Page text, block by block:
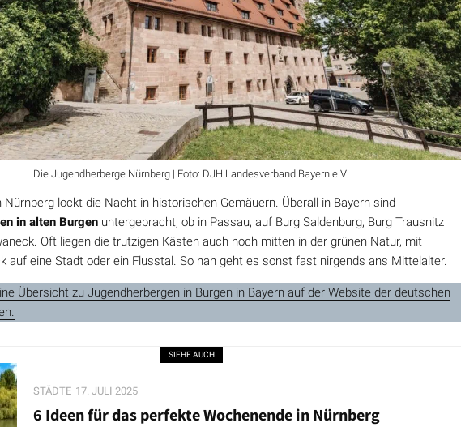
Die Jugendherberge Nürnberg | Foto: DJH Landesverband Bayern e.V.
Nürnberg lockt die Nacht in historischen Gemäuern. Überall in Bayern sind
in alten Burgen untergebracht, ob in Passau, auf Burg Saldenburg, Burg Trausnitz
Oft liegen die trutzigen Kästen auch noch mitten in der grünen Natur, mit
auf eine Stadt oder ein Flusstal. So nah geht es sonst fast nirgends ans Mittelalter.
Übersicht zu Jugendherbergen in Burgen in Bayern auf der Website der deutschen
SIEHE AUCH
STÄDTE 17. JULI 2025
6 Ideen für das perfekte Wochenende in Nürnberg